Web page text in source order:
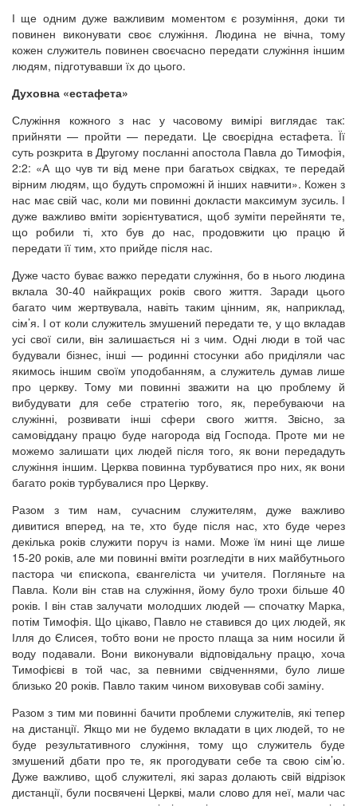
І ще одним дуже важливим моментом є розуміння, доки ти
повинен виконувати своє служіння. Людина не вічна, тому
кожен служитель повинен своєчасно передати служіння іншим
людям, підготувавши їх до цього.
Духовна «естафета»
Служіння кожного з нас у часовому вимірі виглядає так:
прийняти — пройти — передати. Це своєрідна естафета. Її
суть розкрита в Другому посланні апостола Павла до Тимофія,
2:2: «А що чув ти від мене при багатьох свідках, те передай
вірним людям, що будуть спроможні й інших навчити». Кожен з
нас має свій час, коли ми повинні докласти максимум зусиль. І
дуже важливо вміти зорієнтуватися, щоб зуміти перейняти те,
що робили ті, хто був до нас, продовжити цю працю й
передати її тим, хто прийде після нас.
Дуже часто буває важко передати служіння, бо в нього людина
вклала 30-40 найкращих років свого життя. Заради цього
багато чим жертвувала, навіть таким цінним, як, наприклад,
сім’я. І от коли служитель змушений передати те, у що вкладав
усі свої сили, він залишається ні з чим. Одні люди в той час
будували бізнес, інші — родинні стосунки або приділяли час
якимось іншим своїм уподобанням, а служитель думав лише
про церкву. Тому ми повинні зважити на цю проблему й
вибудувати для себе стратегію того, як, перебуваючи на
служінні, розвивати інші сфери свого життя. Звісно, за
самовіддану працю буде нагорода від Господа. Проте ми не
можемо залишати цих людей після того, як вони передадуть
служіння іншим. Церква повинна турбуватися про них, як вони
багато років турбувалися про Церкву.
Разом з тим нам, сучасним служителям, дуже важливо
дивитися вперед, на те, хто буде після нас, хто буде через
декілька років служити поруч із нами. Може їм нині ще лише
15-20 років, але ми повинні вміти розгледіти в них майбутнього
пастора чи єпископа, євангеліста чи учителя. Погляньте на
Павла. Коли він став на служіння, йому було трохи більше 40
років. І він став залучати молодших людей — спочатку Марка,
потім Тимофія. Що цікаво, Павло не ставився до цих людей, як
Ілля до Єлисея, тобто вони не просто плаща за ним носили й
воду подавали. Вони виконували відповідальну працю, хоча
Тимофієві в той час, за певними свідченнями, було лише
близько 20 років. Павло таким чином виховував собі заміну.
Разом з тим ми повинні бачити проблеми служителів, які тепер
на дистанції. Якщо ми не будемо вкладати в цих людей, то не
буде результативного служіння, тому що служитель буде
змушений дбати про те, як прогодувати себе та свою сім’ю.
Дуже важливо, щоб служителі, які зараз долають свій відрізок
дистанції, були посвячені Церкві, мали слово для неї, мали час